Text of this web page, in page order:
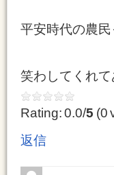
平安時代の農
笑わしてくれて
Rating: 0.0/5 (0
返信